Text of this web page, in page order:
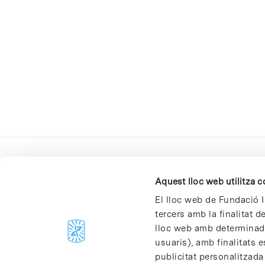
Aquest lloc web utilitza
El lloc web de Fundació
tercers amb la finalitat
lloc web amb
usuaris), amb finalitats
publicitat
C/Baldiri Reixac, 4-12 i 15